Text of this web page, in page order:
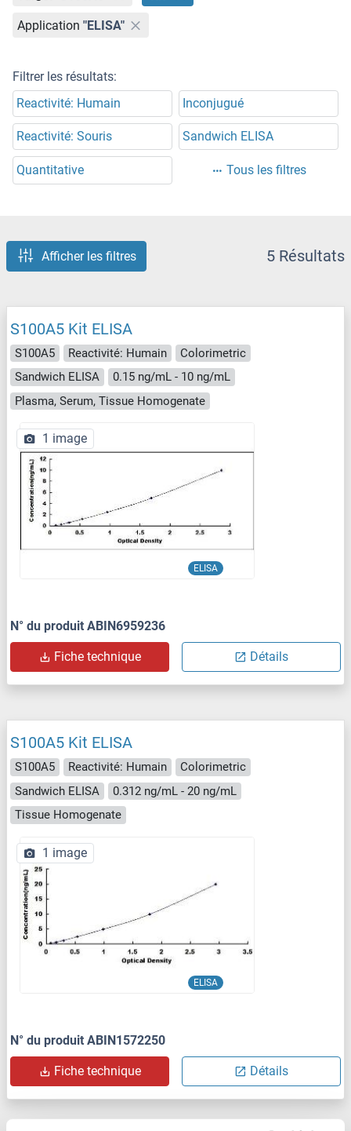
Application "ELISA"
Filtrer les résultats:
Reactivité: Humain
Inconjugué
Reactivité: Souris Sandwich ELISA
Quantitative Tous les filtres
Afficher les filtres 5 Résultats
S100A5 Kit ELISA
S100A5 Reactivité: Humain
Colorimetric
Sandwich ELISA
0.15 ng/mL - 10 ng/mL
Plasma, Serum, Tissue Homogenate
ELISA
1 image
N° du produit ABIN6959236
Fiche technique Détails
S100A5 Kit ELISA
S100A5 Reactivité: Humain
Colorimetric
Sandwich ELISA
0.312 ng/mL - 20 ng/mL
Tissue Homogenate
ELISA
1 image
N° du produit ABIN1572250
Fiche technique Détails